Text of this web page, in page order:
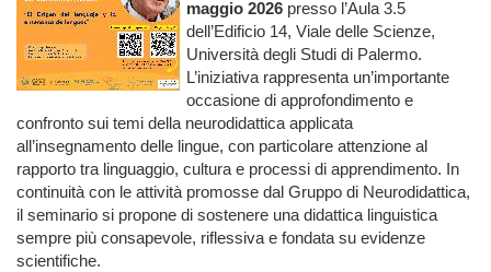
maggio 2026 presso l’Aula 3.5
dell’Edificio 14, Viale delle Scienze,
Università degli Studi di Palermo.
L’iniziativa rappresenta un’importante
occasione di approfondimento e
confronto sui temi della neurodidattica applicata
all’insegnamento delle lingue, con particolare attenzione al
rapporto tra linguaggio, cultura e processi di apprendimento. In
continuità con le attività promosse dal Gruppo di Neurodidattica,
il seminario si propone di sostenere una didattica linguistica
sempre più consapevole, riflessiva e fondata su evidenze
scientifiche.